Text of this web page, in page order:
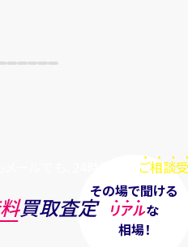
ご相談
その場で聞ける
リアルな
相場！
買取査定